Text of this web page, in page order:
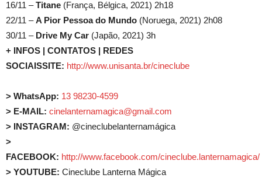
16/11 –Titane (França, Bélgica, 2021) 2h18
22/11 –A Pior Pessoa do Mundo (Noruega, 2021) 2h08
30/11 – Drive My Car (Japão, 2021) 3h
+ INFOS | CONTATOS | REDES
SOCIAISSITE: http://www.unisanta.br/cineclube
> WhatsApp: 13 98230-4599
> E-MAIL: cinelanternamagica@gmail.com
> INSTAGRAM: @cineclubelanternamágica
>
FACEBOOK: http://www.facebook.com/cineclube.lanternamagica/
> YOUTUBE: Cineclube Lanterna Mágica